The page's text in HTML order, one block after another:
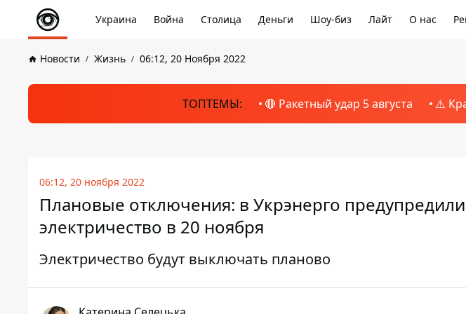
Украина Война Столица Деньги Шоу-биз Лайт О нас
Новости Жизнь 06:12, 20 Ноября 2022
ТОПТЕМЫ: 🔴 Ракетный удар 5 августа ⚠️
06:12, 20 ноября 2022
Плановые отключения: в Укрэнерго
электричество в 20 ноября
Электричество будут выключать планово